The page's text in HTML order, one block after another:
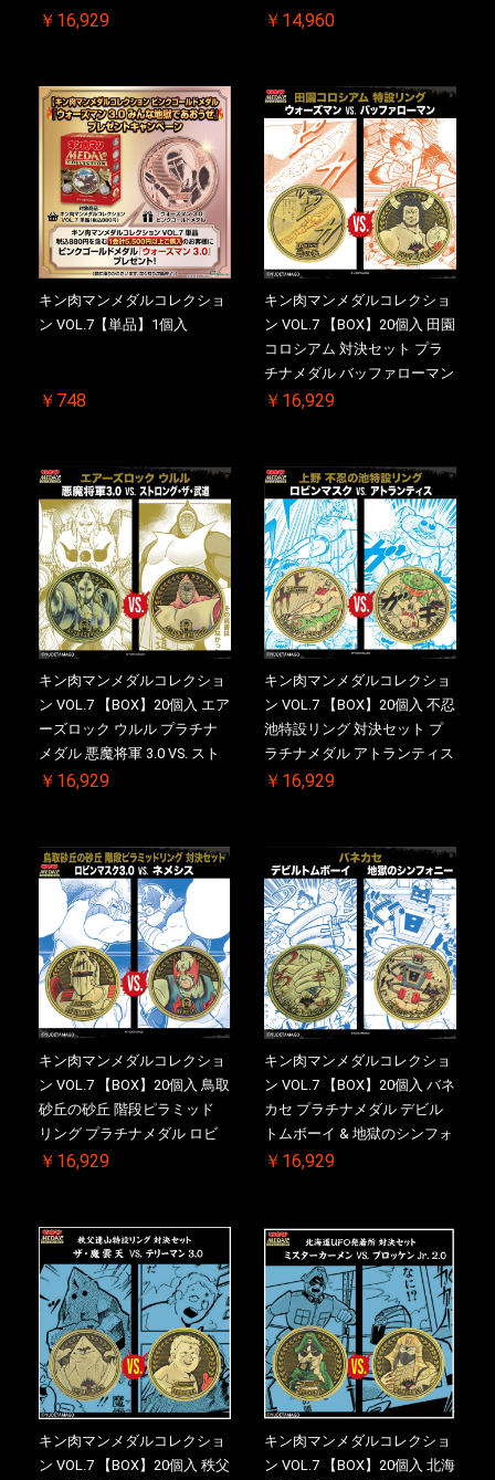
VS. キン肉バスターやぶり 初
メダル(非売品)付
￥16,929 ￥14,960
キン肉マンメダルコレクショ
ン VOL.7【単品】1個入
￥748
キン肉マンメダルコレクショ
ン VOL.7 【BOX】20個入 田園
コロシアム 対決セット プラ
チナメダル バッファローマン
2.0 顎髭 Ver. VS. 光の矢 初回
メダル(非売品)付
￥16,929
キン肉マンメダルコレクショ
ン VOL.7 【BOX】20個入 エア
ーズロック ウルル プラチナ
メダル 悪魔将軍 3.0 VS. スト
ロング・ザ・武道 初回シリア
売品)付
￥16,929
キン肉マンメダルコレクショ
ン VOL.7 【BOX】20個入 不忍
池特設リング 対決セット プ
ラチナメダル アトランティス
ドライバー VS.ネックカット
特典 】KIN(金)肉メダル(非売
品)付
￥16,929
キン肉マンメダルコレクショ
ン VOL.7 【BOX】20個入 鳥取
砂丘の砂丘 階段ピラミッド
リング プラチナメダル ロビ
ンマスク VS.ネメシス 初回シ
ル(非売品)付
￥16,929
キン肉マンメダルコレクショ
ン VOL.7 【BOX】20個入 バネ
カセ プラチナメダル デビル
トムボーイ & 地獄のシンフォ
ニー 初回シリアルNO.入 ケー
￥16,929
キン肉マンメダルコレクショ
ン VOL.7 【BOX】20個入 秩父
キン肉マンメダルコレクショ
ン VOL.7 【BOX】20個入 北海